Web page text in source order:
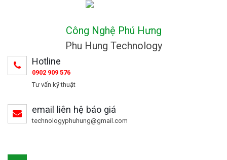
Công Nghệ Phú Hưng
Phu Hung Technology
Hotline
0902 909 576
Tư vấn kỹ thuật
email liên hệ báo giá
technologyphuhung@gmail.com